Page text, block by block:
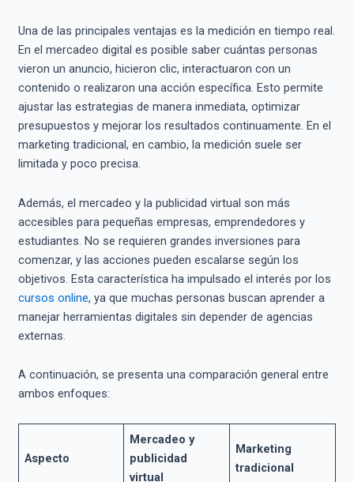
Una de las principales ventajas es la medición en tiempo real.
En el mercadeo digital es posible saber cuántas personas
vieron un anuncio, hicieron clic, interactuaron con un
contenido o realizaron una acción específica. Esto permite
ajustar las estrategias de manera inmediata, optimizar
presupuestos y mejorar los resultados continuamente. En el
marketing tradicional, en cambio, la medición suele ser
limitada y poco precisa.
Además, el mercadeo y la publicidad virtual son más
accesibles para pequeñas empresas, emprendedores y
estudiantes. No se requieren grandes inversiones para
comenzar, y las acciones pueden escalarse según los
objetivos. Esta característica ha impulsado el interés por los
cursos online, ya que muchas personas buscan aprender a
manejar herramientas digitales sin depender de agencias
externas.
A continuación, se presenta una comparación general entre
ambos enfoques:
Aspecto
Mercadeo y
publicidad
virtual
Marketing
tradicional